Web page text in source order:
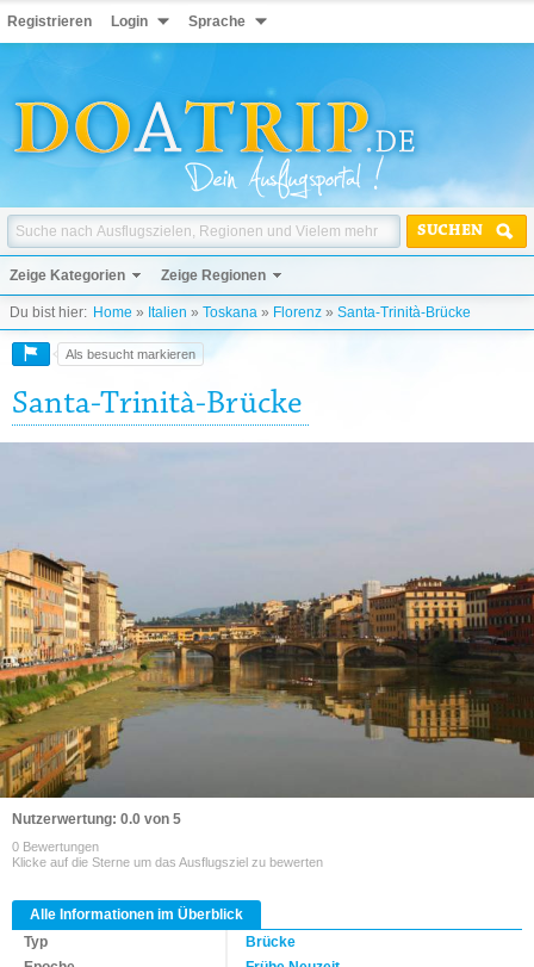
Registrieren Login Sprache
SUCHEN
Zeige Kategorien Zeige Regionen
Du bist hier: Home » Italien » Toskana » Florenz » Santa-Trinità-Brücke
Als besucht markieren
Santa-Trinità-Brücke
Nutzerwertung: 0.0 von 5
0 Bewertungen
Klicke auf die Sterne um das Ausflugsziel zu bewerten
Alle Informationen im Überblick
Typ
Brücke